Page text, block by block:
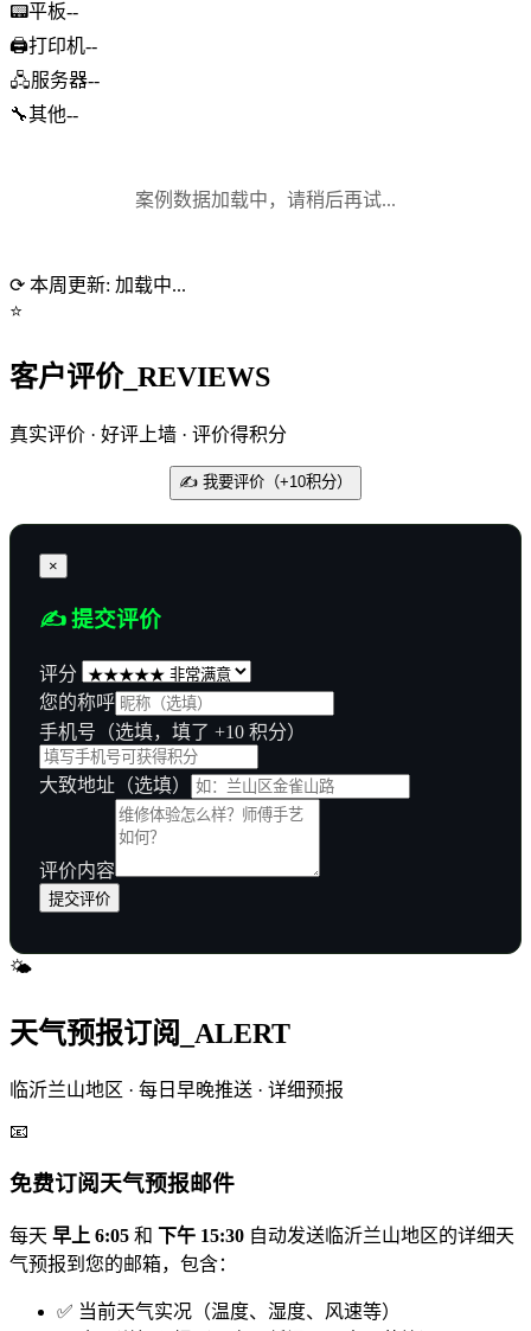
📟平板--
🖨️打印机--
🖧服务器--
🔧其他--
案例数据加载中，请稍后再试...
⟳ 本周更新: 加载中...
⭐
客户评价_REVIEWS
真实评价 · 好评上墙 · 评价得积分
✍️ 我要评价（+10积分）
×
✍️ 提交评价
评分
您的称呼
手机号（选填，填了 +10 积分）
大致地址（选填）
评价内容
提交评价
🌤️
天气预报订阅 _ALERT
临沂兰山地区 · 每日早晚推送 · 详细预报
📧
免费订阅天气预报邮件
每天 早上 6:05 和 下午 15:30 自动发送临沂兰山地区的详细天
气预报到您的邮箱，包含：
✅ 当前天气实况（温度、湿度、风速等）